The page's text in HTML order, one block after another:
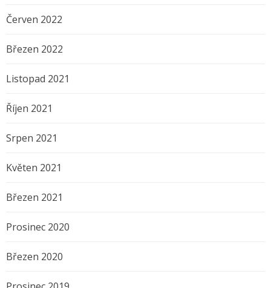
Červen 2022
Březen 2022
Listopad 2021
Říjen 2021
Srpen 2021
Květen 2021
Březen 2021
Prosinec 2020
Březen 2020